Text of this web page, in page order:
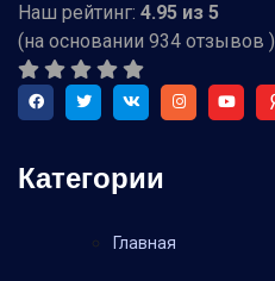
Наш рейтинг: 4.95 из 5
(на основании 934 отзывов )
Категории
Главная